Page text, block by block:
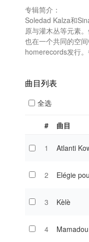
专辑简介：
Soledad Kalza和
原与灌木丛等元素
也在一个共同的空
homerecords发行
曲目列表
全选
# 曲目
1 Atlanti
2 Elégie
3 Kèlè
4 Mamadou